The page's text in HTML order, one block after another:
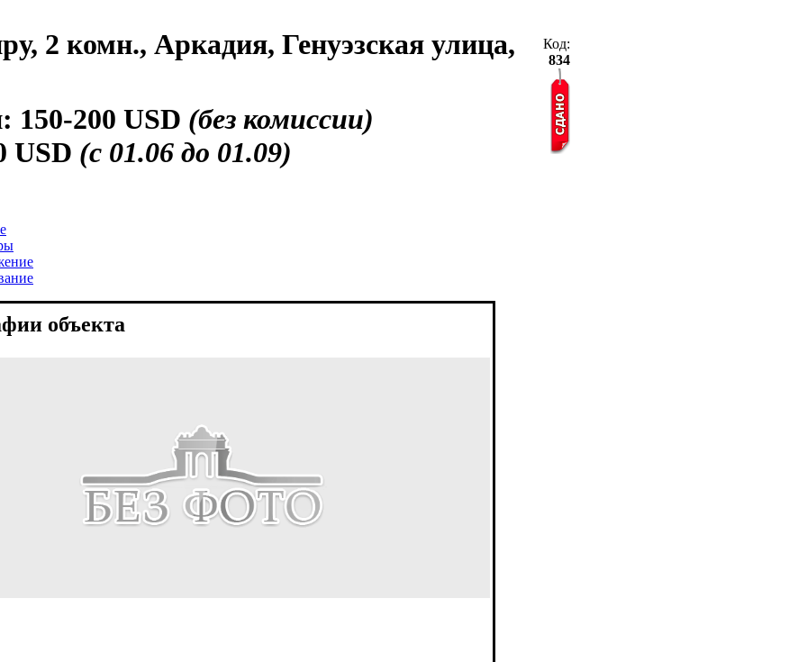
2 комн., Аркадия, Генуэзская улица,
150-200 USD (без комиссии)
USD (с 01.06 до 01.09)
Код:
834
объекта